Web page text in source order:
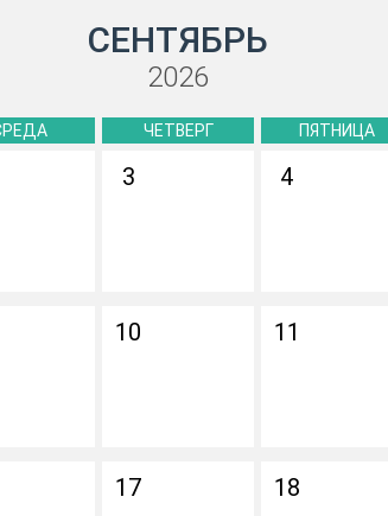
СЕНТЯБРЬ
2026
ЧЕТВЕРГ ПЯТНИЦА
3 4
10 11
17 18